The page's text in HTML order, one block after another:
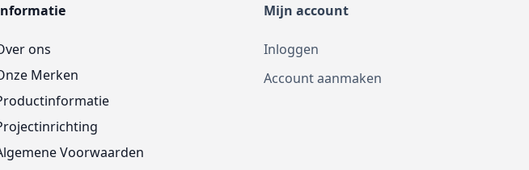
ons
Merken
Voorwaarden
Mijn account
Inloggen
Account aanmaken